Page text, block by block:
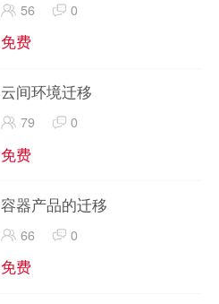
56 0
免费
云间环境迁移
79 0
免费
容器产品的迁移
66 0
免费